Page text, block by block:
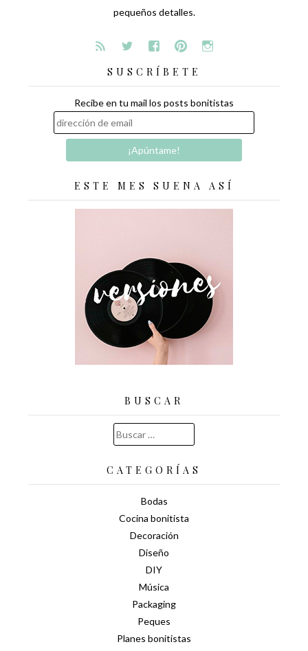
pequeños detalles.
SUSCRÍBETE
Recibe en tu mail los posts bonitistas
ESTE MES SUENA ASÍ
BUSCAR
Buscar:
CATEGORÍAS
Bodas
Cocina bonitista
Decoración
Diseño
DIY
Música
Packaging
Peques
Planes bonitistas